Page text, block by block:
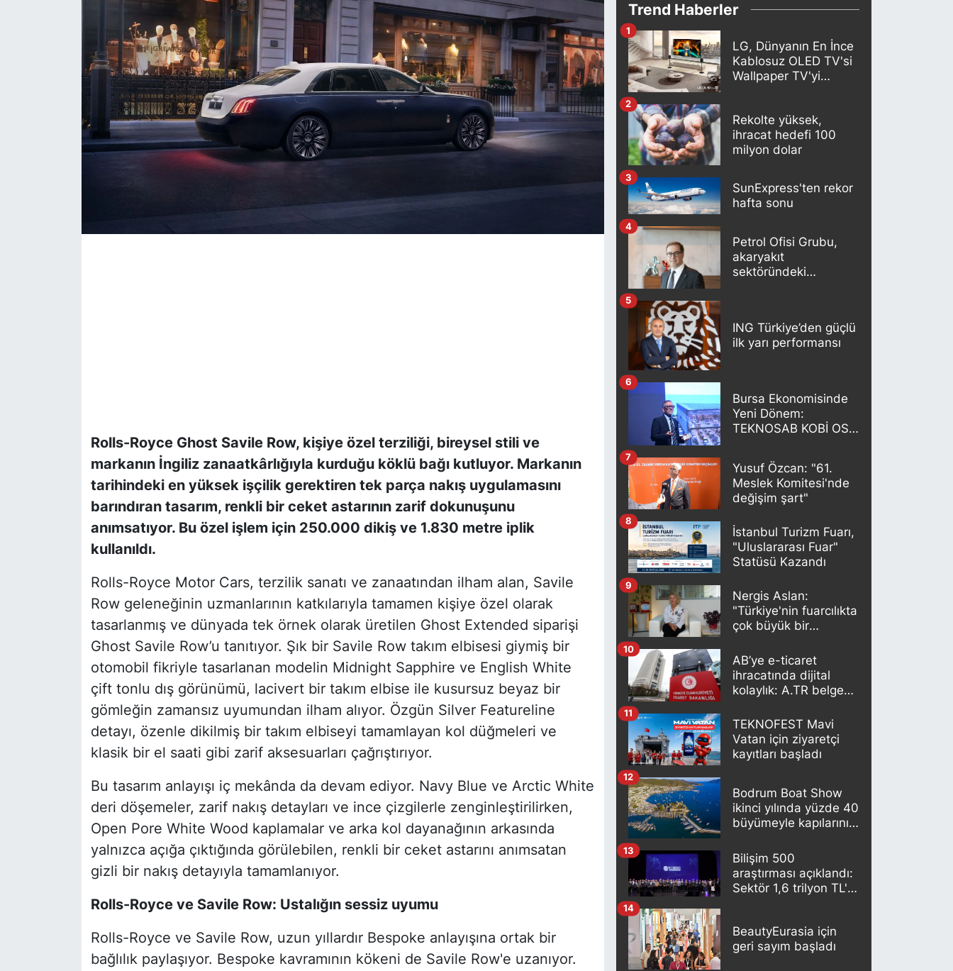
Rolls-Royce Ghost Savile Row, kişiye özel terziliği, bireysel stili ve
markanın İngiliz zanaatkârlığıyla kurduğu köklü bağı kutluyor. Markanın
tarihindeki en yüksek işçilik gerektiren tek parça nakış uygulamasını
barındıran tasarım, renkli bir ceket astarının zarif dokunuşunu
anımsatıyor. Bu özel işlem için 250.000 dikiş ve 1.830 metre iplik
kullanıldı.
Rolls-Royce Motor Cars, terzilik sanatı ve zanaatından ilham alan, Savile
Row geleneğinin uzmanlarının katkılarıyla tamamen kişiye özel olarak
tasarlanmış ve dünyada tek örnek olarak üretilen Ghost Extended siparişi
Ghost Savile Row’u tanıtıyor. Şık bir Savile Row takım elbisesi giymiş bir
otomobil fikriyle tasarlanan modelin Midnight Sapphire ve English White
çift tonlu dış görünümü, lacivert bir takım elbise ile kusursuz beyaz bir
gömleğin zamansız uyumundan ilham alıyor. Özgün Silver Featureline
detayı, özenle dikilmiş bir takım elbiseyi tamamlayan kol düğmeleri ve
klasik bir el saati gibi zarif aksesuarları çağrıştırıyor.
Bu tasarım anlayışı iç mekânda da devam ediyor. Navy Blue ve Arctic White
deri döşemeler, zarif nakış detayları ve ince çizgilerle zenginleştirilirken,
Open Pore White Wood kaplamalar ve arka kol dayanağının arkasında
yalnızca açığa çıktığında görülebilen, renkli bir ceket astarını anımsatan
gizli bir nakış detayıyla tamamlanıyor.
Rolls-Royce ve Savile Row: Ustalığın sessiz uyumu
Rolls-Royce ve Savile Row, uzun yıllardır Bespoke anlayışına ortak bir
bağlılık paylaşıyor. Bespoke kavramının kökeni de Savile Row'e uzanıyor.
Trend Haberler
LG, Dünyanın En İnce
Kablosuz OLED TV'si
Wallpaper TV'yi
1
Rekolte yüksek,
ihracat hedefi 100
milyon dolar
2
SunExpress'ten rekor
hafta sonu
3
Petrol Ofisi Grubu,
akaryakıt
sektöründeki
4
ING Türkiye’den güçlü
ilk yarı performansı
5
Bursa Ekonomisinde
Yeni Dönem:
TEKNOSAB KOBİ OSB
6
Yusuf Özcan: "61.
Meslek Komitesi'nde
değişim şart"
7
İstanbul Turizm Fuarı,
"Uluslararası Fuar"
Statüsü Kazandı
8
Nergis Aslan:
"Türkiye'nin fuarcılıkta
çok büyük bir
9
AB’ye e-ticaret
ihracatında dijital
kolaylık: A.TR belgesi
oluşturuluyor
10
TEKNOFEST Mavi
Vatan için ziyaretçi
kayıtları başladı
11
Bodrum Boat Show
ikinci yılında yüzde 40
büyümeyle kapılarını
12
Bilişim 500
araştırması açıklandı:
Sektör 1,6 trilyon TL'lik
13
BeautyEurasia için
geri sayım başladı
14
KONGRE HABERLERİ
KONGRE TAKVİMİ
RÖPORTAJLAR
BİYOGRAFİLER